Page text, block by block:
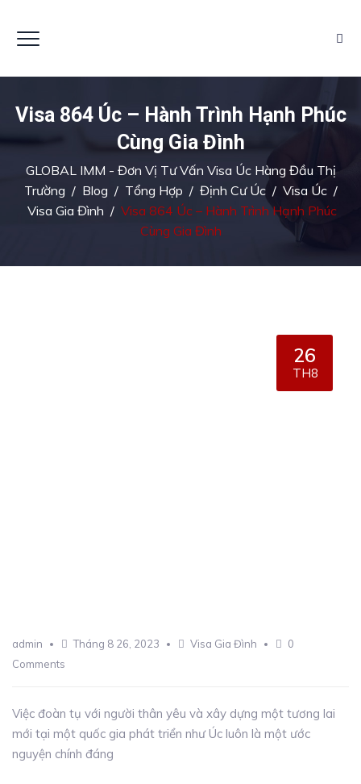
Visa 864 Úc – Hành Trình Hạnh Phúc
Cùng Gia Đình
GLOBAL IMM - Đơn Vị Tư Vấn Visa Úc Hàng Đầu Thị
Trường / Blog / Tổng Hợp / Định Cư Úc/ Visa Úc/
Visa Gia Đình / Visa 864 Úc – Hành Trình Hạnh Phúc
Cùng Gia Đình
26
TH8
admin Tháng 8 26, 2023 Visa Gia Đình
0
Comments
Việc đoàn tụ với người thân yêu và xây dựng một tương lai
mới tại một quốc gia phát triển như Úc luôn là một ước
nguyện chính đáng